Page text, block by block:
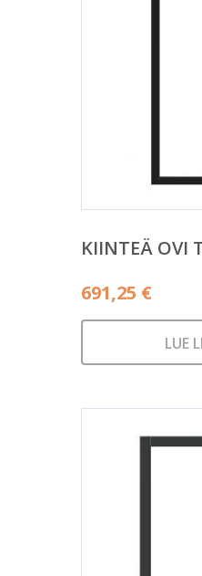
KIINTEÄ OVI
691,25 €
LUE